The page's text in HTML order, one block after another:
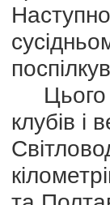
Цього
клубів і